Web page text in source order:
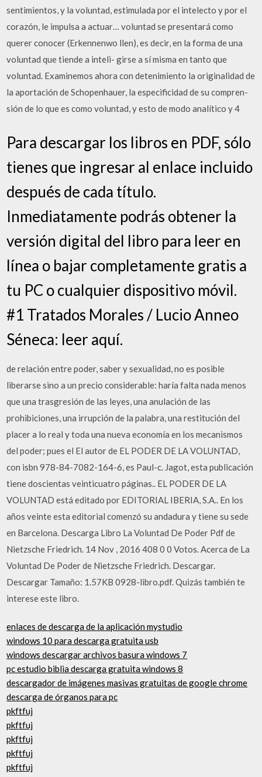
sentimientos, y la voluntad, estimulada por el intelecto y por el
corazón, le impulsa a actuar… voluntad se presentará como
querer conocer (Erkennenwo­ llen), es decir, en la forma de una
voluntad que tiende a inteli- girse a sí misma en tanto que
voluntad. Examinemos ahora con detenimiento la originalidad de
la aportación de Schopenhauer, la especificidad de su compren­
sión de lo que es como voluntad, y esto de modo analítico y 4
Para descargar los libros en PDF, sólo
tienes que ingresar al enlace incluido
después de cada título.
Inmediatamente podrás obtener la
versión digital del libro para leer en
línea o bajar completamente gratis a
tu PC o cualquier dispositivo móvil.
#1 Tratados Morales / Lucio Anneo
Séneca: leer aquí.
de relación entre poder, saber y sexualidad, no es posible
liberarse sino a un precio considerable: haría falta nada menos
que una trasgresión de las leyes, una anulación de las
prohibiciones, una irrupción de la palabra, una restitución del
placer a lo real y toda una nueva economía en los mecanismos
del poder; pues el El autor de EL PODER DE LA VOLUNTAD,
con isbn 978-84-7082-164-6, es Paul-c. Jagot, esta publicación
tiene doscientas veinticuatro páginas.. EL PODER DE LA
VOLUNTAD está editado por EDITORIAL IBERIA, S.A.. En los
años veinte esta editorial comenzó su andadura y tiene su sede
en Barcelona. Descarga Libro La Voluntad De Poder Pdf de
Nietzsche Friedrich. 14 Nov , 2016 408 0 0 Votos. Acerca de La
Voluntad De Poder de Nietzsche Friedrich. Descargar.
Descargar Tamaño: 1.57KB 0928-libro.pdf. Quizás también te
interese este libro.
enlaces de descarga de la aplicación mystudio
windows 10 para descarga gratuita usb
windows descargar archivos basura windows 7
pc estudio biblia descarga gratuita windows 8
descargador de imágenes masivas gratuitas de google chrome
descarga de órganos para pc
pkftfuj
pkftfuj
pkftfuj
pkftfuj
pkftfuj